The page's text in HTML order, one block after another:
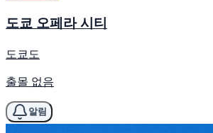
도쿄 오페라 시티
도쿄도
출몰 없음
알림